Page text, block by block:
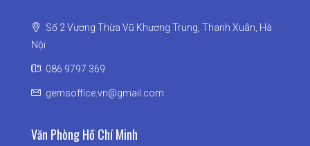
Số 2 Vương Thừa Vũ Khương Trung, Thanh Xuân, Hà
Nội
086 9797 369
gemsoffice.vn@gmail.com
Văn Phòng Hồ Chí Minh